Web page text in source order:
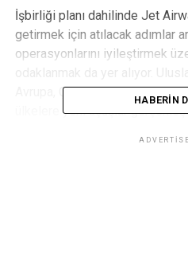
İşbirliği planı dahilinde Jet
getirmek için atılacak adımlar
operasyonlarını iyileştirmek
Avrupa, Çin, Avustralya ve
ülkelere yeni uçuşlar
HABERIN